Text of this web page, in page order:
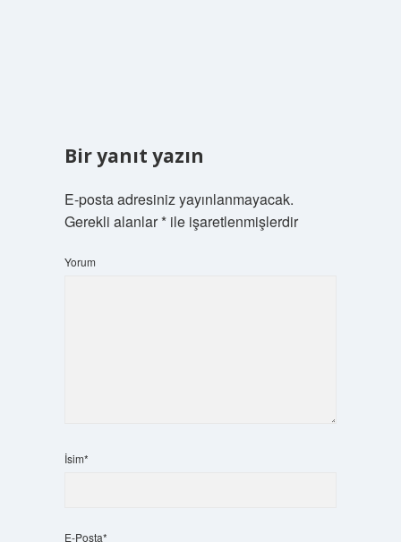
Bir yanıt yazın
E-posta adresiniz yayınlanmayacak.
Gerekli alanlar*ile işaretlenmişlerdir
Yorum
İsim*
E-Posta*